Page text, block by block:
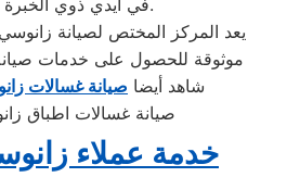
في أيدي ذوي الخبرة والكفاءة.
يعد المركز المختص لصيانة
موثوقة للحصول على خدمات
شاهد أيضا صيانة غسالات
صيانة غسالات اطباق
خدمة عملاء